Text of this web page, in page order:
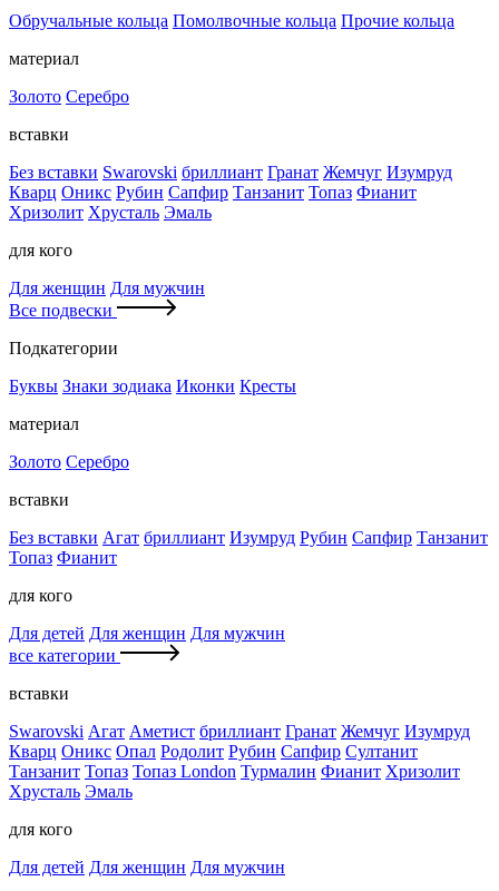
Обручальные кольца Помолвочные кольца Прочие кольца
материал
Золото Серебро
вставки
Без вставки Swarovski бриллиант Гранат Жемчуг Изумруд
Кварц Оникс Рубин Сапфир Танзанит Топаз Фианит
Хризолит Хрусталь Эмаль
для кого
Для женщин Для мужчин
Все подвески
Подкатегории
Буквы Знаки зодиака Иконки Кресты
материал
Золото Серебро
вставки
Без вставки Агат бриллиант Изумруд Рубин Сапфир Танзанит
Топаз Фианит
для кого
Для детей Для женщин Для мужчин
все категории
вставки
Swarovski Агат Аметист бриллиант Гранат Жемчуг Изумруд
Кварц Оникс Опал Родолит Рубин Сапфир Султанит
Танзанит Топаз Топаз London Турмалин Фианит Хризолит
Хрусталь Эмаль
для кого
Для детей Для женщин Для мужчин